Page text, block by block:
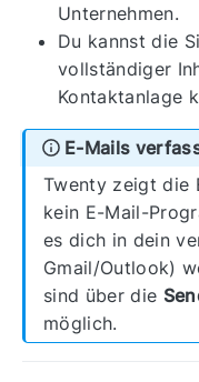
Unternehmen.
Du kannst die
vollständiger
Kontaktanlage
E-Mails
Twenty zeigt die
kein E-Mail-
es dich in dein
Gmail/Outlook)
sind über die
möglich.